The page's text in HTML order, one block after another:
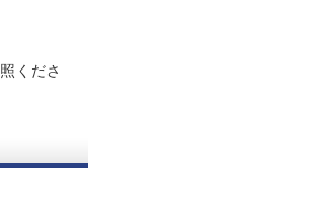
くださ